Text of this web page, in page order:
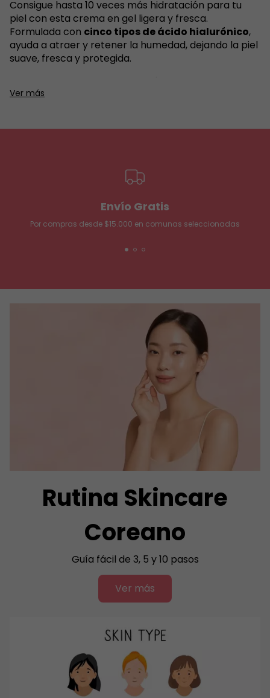
Consigue hasta 10 veces más hidratación para tu
piel con esta crema en gel ligera y fresca.
Formulada con cinco tipos de ácido hialurónico,
ayuda a atraer y retener la humedad, dejando la piel
suave, fresca y protegida.
Su textura liviana se absorbe rápido, ideal para todo
tipo de piel, especialmente piel mixta y grasa, sin
Ver más
Envío Gratis
Por compras desde $15.000 en comunas seleccionadas
Rutina Skincare
Coreano
Guía fácil de 3, 5 y 10 pasos
Ver más